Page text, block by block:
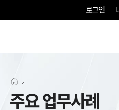
로그인
주요 업무사례